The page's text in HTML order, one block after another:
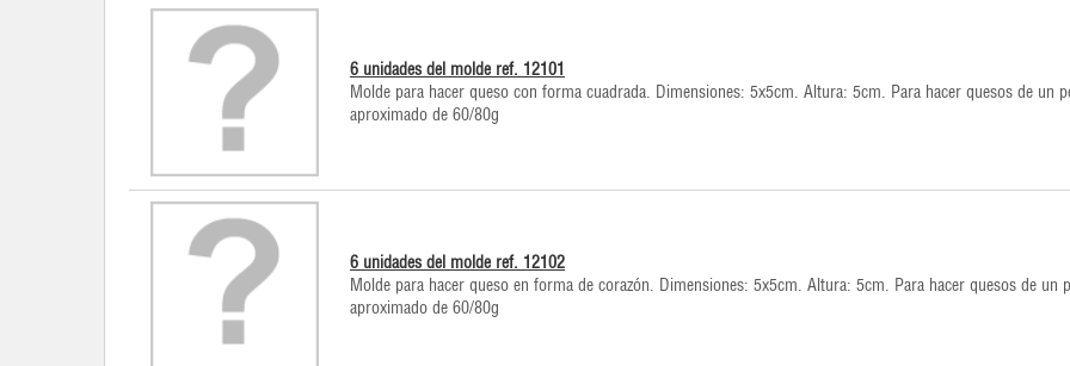
6 unidades del molde ref. 12101
Molde para hacer queso con forma cuadrada. Dimensiones: 5x5cm. Altura: 5cm. Para hacer quesos de un
aproximado de 60/80g
6 unidades del molde ref. 12102
Molde para hacer queso en forma de corazón. Dimensiones: 5x5cm. Altura: 5cm. Para hacer quesos de un
aproximado de 60/80g